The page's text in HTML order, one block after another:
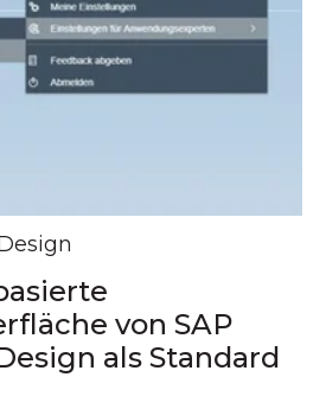
von SAP
als Standard